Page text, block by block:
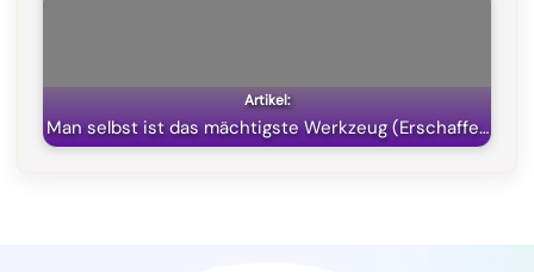
Man selbst ist das mächtigste Werkzeug (Erschaffe…